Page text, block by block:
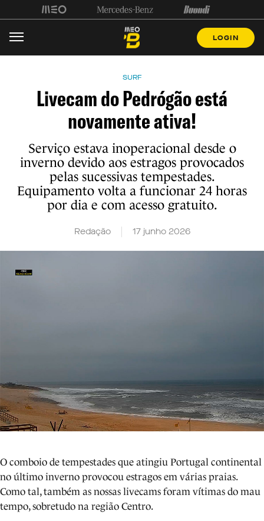
LOGIN
SURF
Livecam do Pedrógão está
novamente ativa!
Serviço estava inoperacional desde o
inverno devido aos estragos provocados
pelas sucessivas tempestades.
Equipamento volta a funcionar 24 horas
por dia e com acesso gratuito.
Redação 17 junho 2026
O comboio de tempestades que atingiu Portugal continental
no último inverno provocou estragos em várias praias.
Como tal, também as nossas livecams foram vítimas do mau
tempo, sobretudo na região Centro.